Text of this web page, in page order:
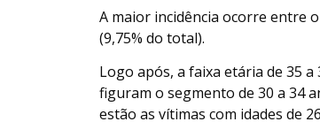
A maior incidência ocorre entre
(9,75% do total).
Logo após, a faixa etária de 35 a
figuram o segmento de 30 a 34
estão as vítimas com idades de